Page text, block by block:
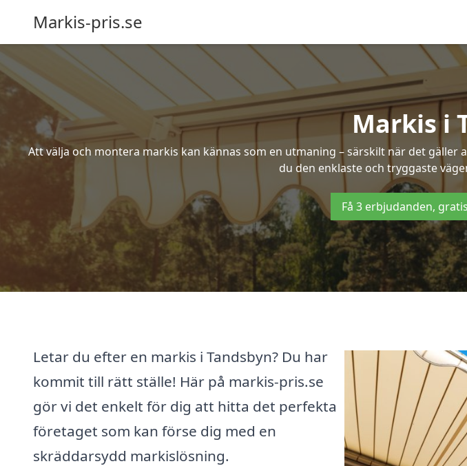
Markis-pris.se
Markis i
Att välja och montera markis kan kännas som en utmaning – särskilt när det
du den enklaste och tryggaste
Få 3 erbjudanden,
Letar du efter en markis i Tandsbyn? Du har
kommit till rätt ställe! Här på markis-pris.se
gör vi det enkelt för dig att hitta det perfekta
företaget som kan förse dig med en
skräddarsydd markislösning.